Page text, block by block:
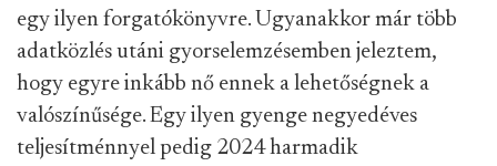
egy ilyen forgatókönyvre. Ugyanakkor már több
adatközlés utáni gyorselemzésemben jeleztem,
hogy egyre inkább nő ennek a lehetőségnek a
valószínűsége. Egy ilyen gyenge negyedéves
teljesítménnyel pedig 2024 harmadik